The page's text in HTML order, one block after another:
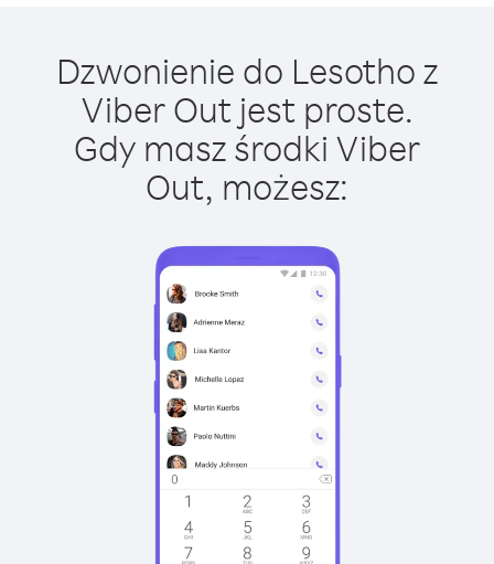
Dzwonienie do Lesotho z
Viber Out jest proste.
Gdy masz środki Viber
Out, możesz: